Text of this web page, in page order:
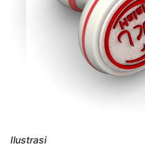
Ilustrasi